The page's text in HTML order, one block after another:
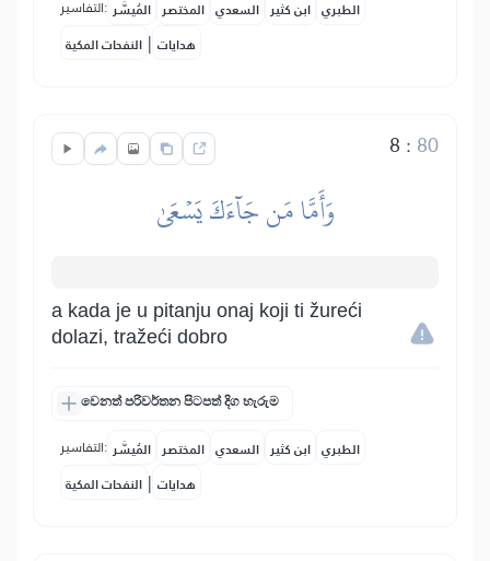
التفاسير: المُيسَّر المختصر السعدي ابن كثير الطبري
النفحات المكية | هدايات
8 : 80
وَأَمَّا مَن جَآءَكَ يَسۡعَىٰ
a kada je u pitanju onaj koji ti žureći
dolazi, tražeći dobro
වෙනත් පරිවර්තන පිටපත් දිග හැරුම
التفاسير: المُيسَّر المختصر السعدي ابن كثير الطبري
النفحات المكية | هدايات